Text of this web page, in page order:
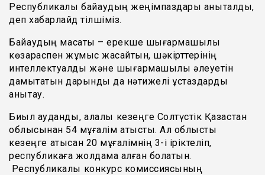
Республикалық байқаудың жеңімпаздары анықталды,
деп хабарлайд тілшіміз.
Байқаудың мақсаты – ерекше шығармашылық
көзқараспен жұмыс жасайтын, шәкірттерінің
интеллектуалдық және шығармашылық әлеуетін
дамытатын дарынды да нәтижелі ұстаздарды
анықтау.
Биыл аудандық, қалалық кезеңге Солтүстік Қазақстан
облысынан 54 мұғалім қатысты. Ал облыстық
кезеңге қатысқан 20 мұғалімнің 3-і іріктеліп,
республикаға жолдама алған болатын.
Республикалық конкурс комиссиясының